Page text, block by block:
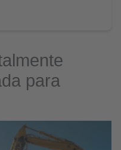
para